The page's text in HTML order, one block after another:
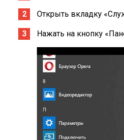
Открыть вкладку
Нажать на кнопку